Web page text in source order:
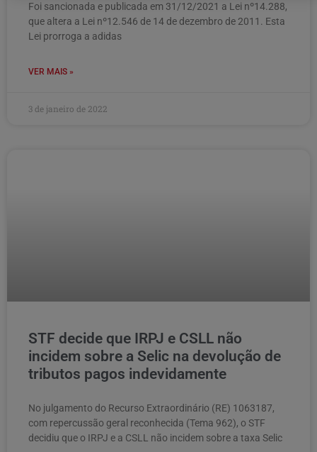
Foi sancionada e publicada em 31/12/2021 a Lei nº14.288,
que altera a Lei nº12.546 de 14 de dezembro de 2011. Esta
Lei prorroga a adidas
VER MAIS »
3 de janeiro de 2022
STF decide que IRPJ e CSLL não
incidem sobre a Selic na devolução de
tributos pagos indevidamente
No julgamento do Recurso Extraordinário (RE) 1063187,
com repercussão geral reconhecida (Tema 962), o STF
decidiu que o IRPJ e a CSLL não incidem sobre a taxa Selic